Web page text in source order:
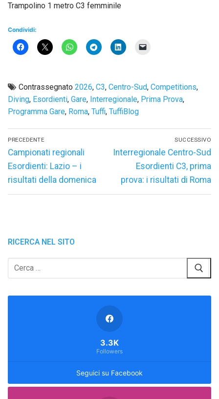
Trampolino 1 metro C3 femminile
Condividi:
Contrassegnato 2026, C3, Centro-Sud, Competitions,
Diving, Esordienti, Gare, Interregionale, Prima Prova,
Programma Gare, Roma, Tuffi, TuffiBlog
Navigazione
articoli
PRECEDENTE
Articolo
precedente:
Campionati regionali
Esordienti: Lazio – i
risultati della domenica
SUCCESSIVO
Articolo
successivo:
Interregionale Centro-Sud
Esordienti C3, prima
prova: i risultati di Roma
RICERCA NEL SITO
Cerca:
Seguici su Facebook
3.3K
Followers